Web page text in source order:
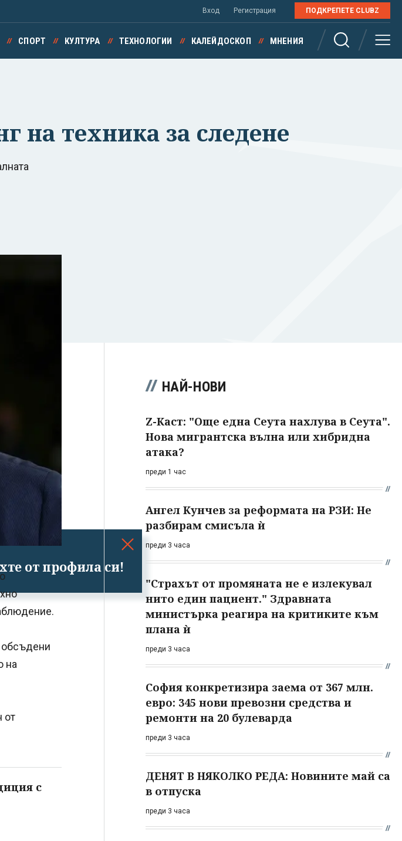
от профила си!
Вход Регистрация ПОДКРЕПЕТЕ CLUBZ
СПОРТ КУЛТУРА ТЕХНОЛОГИИ КАЛЕЙДОСКОП МНЕНИЯ
на техника за следене
обсъдени
на
от
с
НАЙ-НОВИ
Z-Каст: "Още една Сеута нахлува в Сеута".
Нова мигрантска вълна или хибридна
атака?
преди 1 час
Ангел Кунчев за реформата на РЗИ: Не
разбирам смисъла ѝ
преди 3 часа
"Страхът от промяната не е излекувал
нито един пациент." Здравната
министърка реагира на критиките към
плана ѝ
преди 3 часа
София конкретизира заема от 367 млн.
евро: 345 нови превозни средства и
ремонти на 20 булеварда
преди 3 часа
ДЕНЯТ В НЯКОЛКО РЕДА: Новините май са
в отпуска
преди 3 часа